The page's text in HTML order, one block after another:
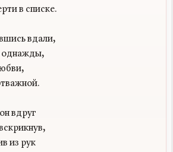
в списке.
вдали,
однажды,
вдруг
из рук